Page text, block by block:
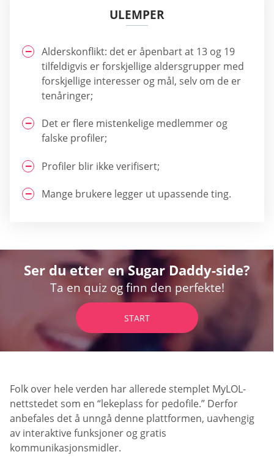
ULEMPER
Alderskonflikt: det er åpenbart at 13 og 19
tilfeldigvis er forskjellige aldersgrupper med
forskjellige interesser og mål, selv om de er
tenåringer;
Det er flere mistenkelige medlemmer og
falske profiler;
Profiler blir ikke verifisert;
Mange brukere legger ut upassende ting.
Ser du etter en Sugar Daddy-side?
Ta en quiz og finn den perfekte!
START
Folk over hele verden har allerede stemplet MyLOL-
nettstedet som en “lekeplass for pedofile.” Derfor
anbefales det å unngå denne plattformen, uavhengig
av interaktive funksjoner og gratis
kommunikasjonsmidler.